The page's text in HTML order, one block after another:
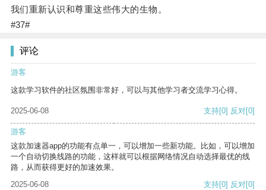
我们重新认识和尊重这些伟大的生物。
#37#
评论
游客
这款学习软件的社区氛围非常好，可以与其他学习者交流学习心得。
2025-06-08 支持[0] 反对[0]
游客
这款加速器app的功能有点单一，可以增加一些新功能。比如，可以增加
一个自动切换线路的功能，这样就可以根据网络情况自动选择最优的线
路，从而获得更好的加速效果。
2025-06-08
支持[0] 反对[0]